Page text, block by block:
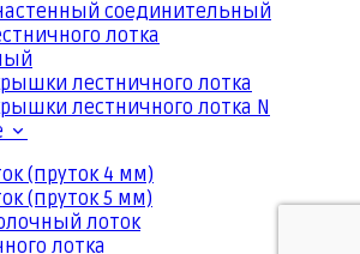
соединительный
лотка
лестничного лотка
лестничного лотка N
(пруток 4 мм)
(пруток 5 мм)
лоток
лотка